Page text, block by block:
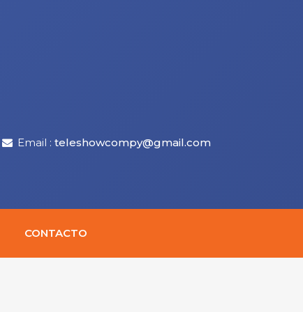
Email : teleshowcompy@gmail.com
CONTACTO